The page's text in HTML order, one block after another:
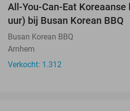
All-You-Can-Eat
uur) bij Busan Korean BBQ
Busan Korean BBQ
Arnhem
Verkocht: 1.312